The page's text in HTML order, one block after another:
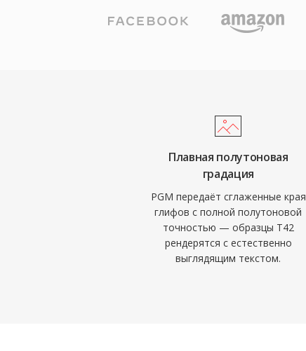
Плавная полутоновая
градация
PGM передаёт сглаженные края
глифов с полной полутоновой
точностью — образцы T42
рендерятся с естественно
выглядящим текстом.